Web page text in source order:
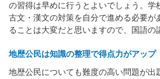
の習得は早めに行うとよいでしょう。学
古文・漢文の対策を自分で進める必要が
ることは大変だと思いますので、国語の
地歴公民は知識の整理で得点力がアップ
地歴公民についても難度の高い問題が出